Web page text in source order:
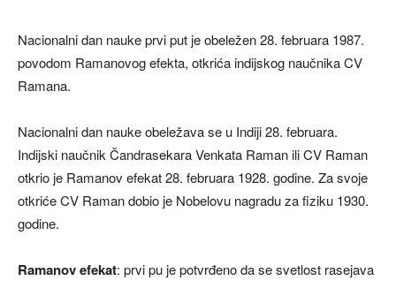
Nacionalni dan nauke prvi put je obeležen 28. februara 1987.
povodom Ramanovog efekta, otkrića indijskog naučnika CV
Ramana.
Nacionalni dan nauke obeležava se u Indiji 28. februara.
Indijski naučnik Čandrasekara Venkata Raman ili CV Raman
otkrio je Ramanov efekat 28. februara 1928. godine. Za svoje
otkriće CV Raman dobio je Nobelovu nagradu za fiziku 1930.
godine.
Ramanov efekat: prvi pu je potvrđeno da se svetlost rasejava